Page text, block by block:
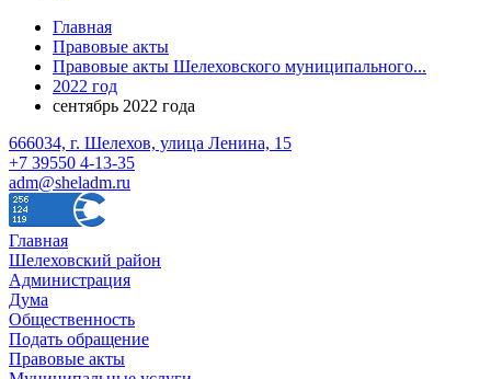
Главная
Правовые акты
Правовые акты Шелеховского муниципального...
2022 год
сентябрь 2022 года
666034, г. Шелехов, улица Ленина, 15
+7 39550 4-13-35
adm@sheladm.ru
Главная
Шелеховский район
Администрация
Дума
Общественность
Подать обращение
Правовые акты